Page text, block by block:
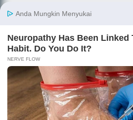
Email
Tentang Katadata Advertising Karier
Kebijakan Privasi
Disclaimer